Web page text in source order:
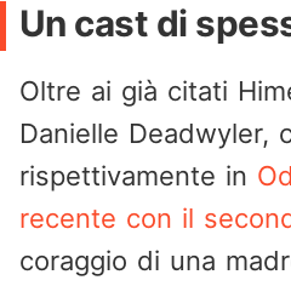
Un cast di
Oltre ai già citati
Danielle Deadwyler,
rispettivamente in
recente con il
coraggio di una